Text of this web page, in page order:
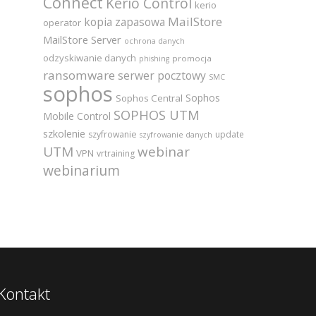
kerio
operator kopia zapasowa MailStore
MailStore Server ochrona danych
odzyskiwanie danych phishing promocja
ransomware serwer pocztowy SMC
sophos Sophos Central Sophos
Mobile Control SOPHOS UTM
szkolenie szyfrowanie szyfrowanie danych update
UTM VPN vrtraining webinar
webinarium